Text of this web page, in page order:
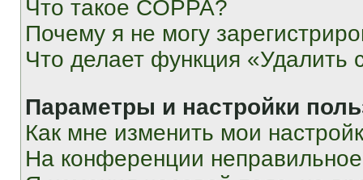
Что такое COPPA?
Почему я не могу
Что делает функция «Удалить
Параметры и настройки
Как мне изменить мои
На конференции